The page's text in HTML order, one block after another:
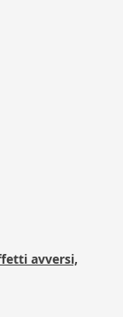
avversi,